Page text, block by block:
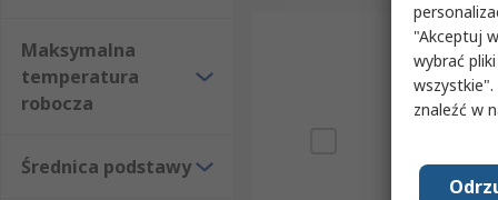
Maksymalna
temperatura
robocza
Średnica podstawy
"Akceptuj
wybrać
znaleźć w